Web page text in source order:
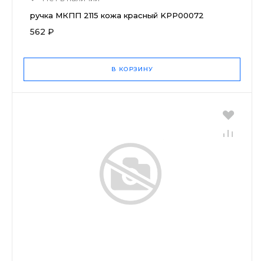
ручка МКПП 2115 кожа красный KPP00072
562 ₽
В КОРЗИНУ